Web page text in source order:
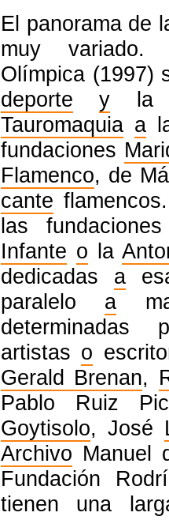
El panorama de
muy variado.
Olímpica (1997)
deporte
y la
Tauromaquia a
fundaciones
Flamenco, de
cante
las
Infante o la
dedicadas a
paralelo a
artistas o
Gerald Brenan,
Pablo Ruiz
Goytisolo, José
Archivo Manuel
Fundación
tienen una